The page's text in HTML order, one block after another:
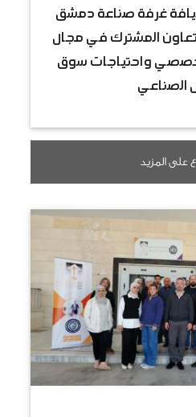
غرفة صناعة دمشق
المشترك في مجال
واحتياجات سوق
الصناعي
على المزيد